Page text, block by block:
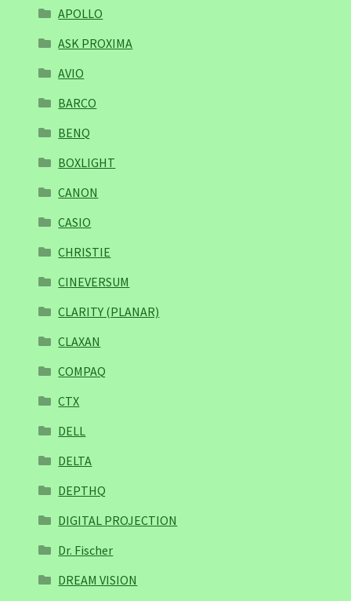
APOLLO
ASK PROXIMA
AVIO
BARCO
BENQ
BOXLIGHT
CANON
CASIO
CHRISTIE
CINEVERSUM
CLARITY (PLANAR)
CLAXAN
COMPAQ
CTX
DELL
DELTA
DEPTHQ
DIGITAL PROJECTION
Dr. Fischer
DREAM VISION